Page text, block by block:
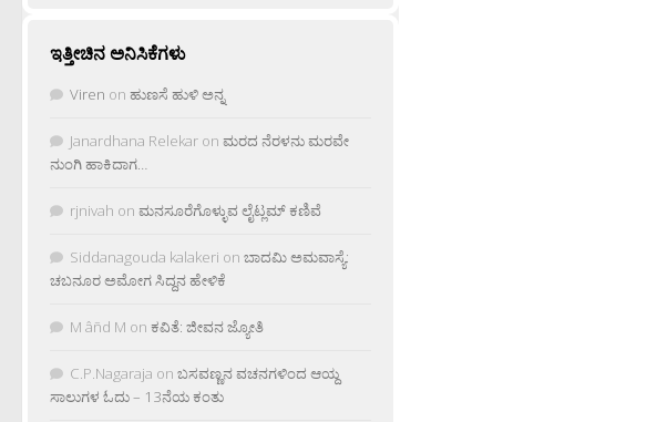
ಇತ್ತೀಚಿನ ಅನಿಸಿಕೆಗಳು
Viren on ಹುಣಸೆ ಹುಳಿ ಅನ್ನ
Janardhana Relekar on ಮರದ ನೆರಳನು ಮರವೇ
ನುಂಗಿ ಹಾಕಿದಾಗ…
rjnivah on ಮನಸೂರೆಗೊಳ್ಳುವ ಲೈಟ್ಲಮ್ ಕಣಿವೆ
Siddanagouda kalakeri on ಬಾದಮಿ ಅಮವಾಸ್ಯೆ:
ಚಬನೂರ ಅಮೋಗ ಸಿದ್ದನ ಹೇಳಿಕೆ
M âñd M on ಕವಿತೆ: ಜೀವನ ಜ್ಯೋತಿ
C.P.Nagaraja on ಬಸವಣ್ಣನ ವಚನಗಳಿಂದ ಆಯ್ದ
ಸಾಲುಗಳ ಓದು – 13ನೆಯ ಕಂತು